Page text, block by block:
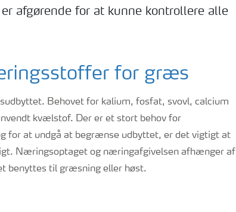
afgørende for at kunne kontrollere alle
for græs
Behovet for kalium, fosfat, svovl, calcium
kvælstof. Der er et stort behov for
for at undgå at begrænse udbyttet, er det vigtigt at
Næringsoptaget og næringafgivelsen afhænger af
benyttes til græsning eller høst.